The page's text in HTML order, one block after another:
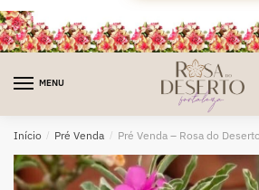
MENU
Início / Pré Venda / Pré Venda – Rosa do